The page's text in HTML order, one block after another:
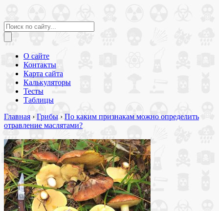
О сайте
Контакты
Карта сайта
Калькуляторы
Тесты
Таблицы
Главная › Грибы › По каким признакам можно определить
отравление маслятами?